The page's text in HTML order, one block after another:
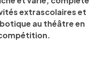
extrascolaires et
au théâtre en